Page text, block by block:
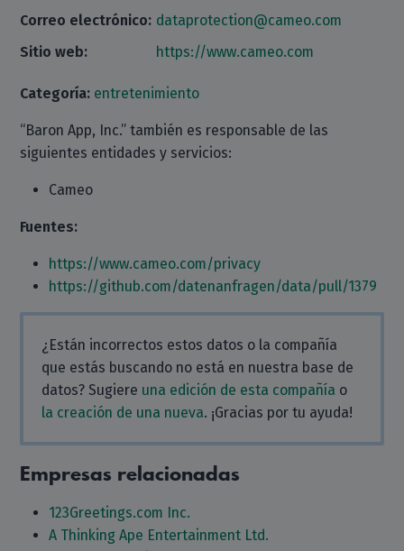
Correo electrónico: dataprotection@cameo.com
Sitio web:
https://www.cameo.com
Categoría: entretenimiento
“Baron App, Inc.” también es responsable de las
siguientes entidades y servicios:
Cameo
Fuentes:
https://www.cameo.com/privacy
https://github.com/datenanfragen/data/pull/1379
¿Están incorrectos estos datos o la compañía
que estás buscando no está en nuestra base de
datos? Sugiere una edición de esta compañía o
la creación de una nueva. ¡Gracias por tu ayuda!
Empresas relacionadas
123Greetings.com Inc.
A Thinking Ape Entertainment Ltd.